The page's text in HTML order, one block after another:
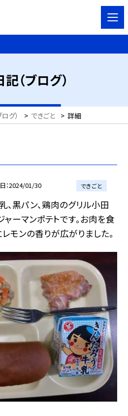
（ブログ）
グ） > できごと > 詳細
2024/01/30 できごと
、黒パン、鶏肉のグリル小田
ャーマンポテトです。お肉を食
モンの香りが広がりました。